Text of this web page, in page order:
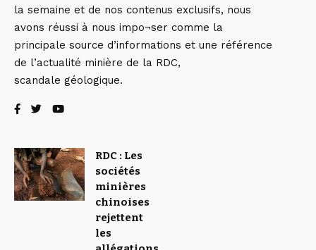
la semaine et de nos contenus exclusifs, nous
avons réussi à nous impo¬ser comme la
principale source d’informations et une référence
de l’actualité minière de la RDC,
scandale géologique.
RDC : Les
sociétés
minières
chinoises
rejettent
les